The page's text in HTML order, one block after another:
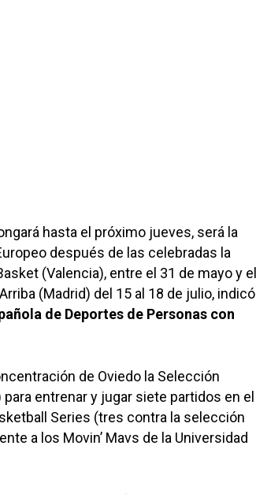
hasta el próximo jueves, será la
después de las celebradas la
(Valencia), entre el 31 de mayo y el
(Madrid) del 15 al 18 de julio, indicó
de Deportes de Personas con
de Oviedo la Selección
entrenar y jugar siete partidos en el
Series (tres contra la selección
a los Movin’ Mavs de la Universidad